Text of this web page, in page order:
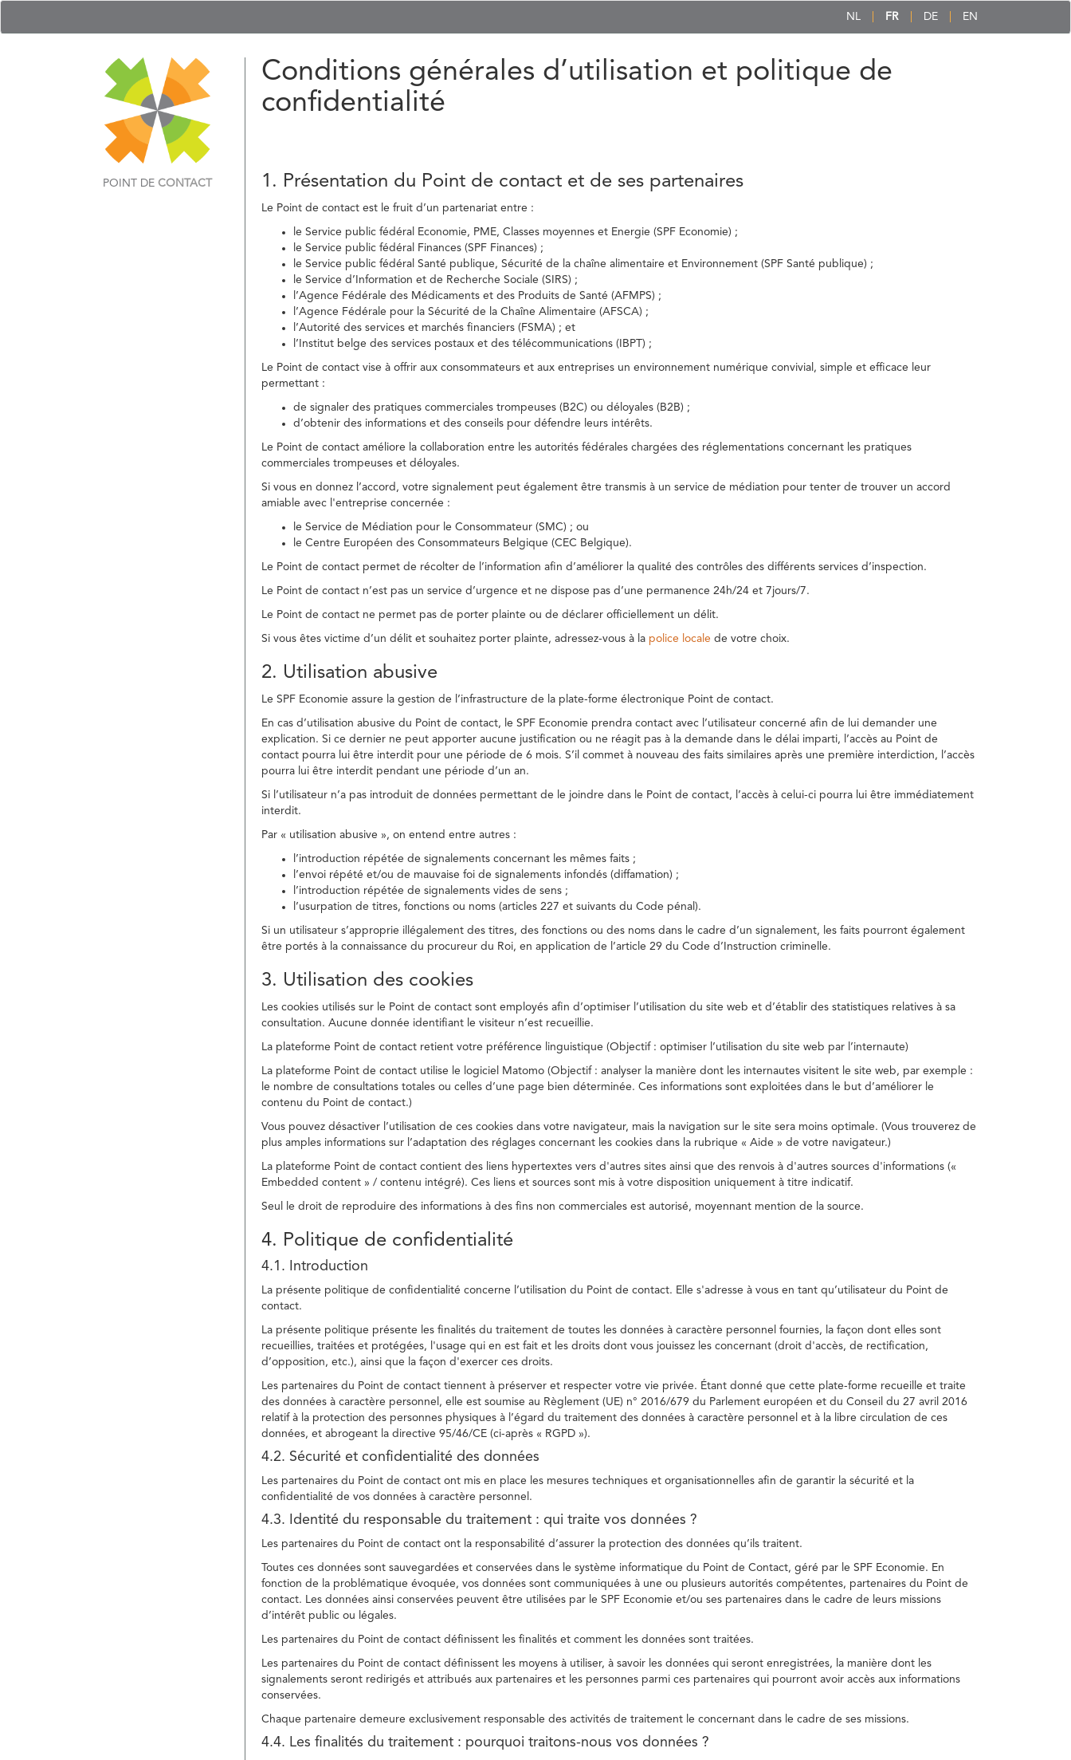
NL FR DE EN
POINT DE CONTACT
Conditions générales d’utilisation et politique de
confidentialité
1. Présentation du Point de contact et de ses partenaires
Le Point de contact est le fruit d’un partenariat entre :
le Service public fédéral Economie, PME, Classes moyennes et Energie (SPF Economie) ;
le Service public fédéral Finances (SPF Finances) ;
le Service public fédéral Santé publique, Sécurité de la chaîne alimentaire et Environnement (SPF Santé publique) ;
le Service d’Information et de Recherche Sociale (SIRS) ;
l’Agence Fédérale des Médicaments et des Produits de Santé (AFMPS) ;
l’Agence Fédérale pour la Sécurité de la Chaîne Alimentaire (AFSCA) ;
l’Autorité des services et marchés financiers (FSMA) ; et
l’Institut belge des services postaux et des télécommunications (IBPT) ;
Le Point de contact vise à offrir aux consommateurs et aux entreprises un environnement numérique convivial, simple et efficace leur
permettant :
de signaler des pratiques commerciales trompeuses (B2C) ou déloyales (B2B) ;
d’obtenir des informations et des conseils pour défendre leurs intérêts.
Le Point de contact améliore la collaboration entre les autorités fédérales chargées des réglementations concernant les pratiques
commerciales trompeuses et déloyales.
Si vous en donnez l’accord, votre signalement peut également être transmis à un service de médiation pour tenter de trouver un accord
amiable avec l'entreprise concernée :
le Service de Médiation pour le Consommateur (SMC) ; ou
le Centre Européen des Consommateurs Belgique (CEC Belgique).
Le Point de contact permet de récolter de l’information afin d’améliorer la qualité des contrôles des différents services d’inspection.
Le Point de contact n’est pas un service d’urgence et ne dispose pas d’une permanence 24h/24 et 7jours/7.
Le Point de contact ne permet pas de porter plainte ou de déclarer officiellement un délit.
Si vous êtes victime d’un délit et souhaitez porter plainte, adressez-vous à la police locale de votre choix.
2. Utilisation abusive
Le SPF Economie assure la gestion de l’infrastructure de la plate-forme électronique Point de contact.
En cas d’utilisation abusive du Point de contact, le SPF Economie prendra contact avec l’utilisateur concerné afin de lui demander une
explication. Si ce dernier ne peut apporter aucune justification ou ne réagit pas à la demande dans le délai imparti, l’accès au Point de
contact pourra lui être interdit pour une période de 6 mois. S’il commet à nouveau des faits similaires après une première interdiction, l’accès
pourra lui être interdit pendant une période d’un an.
Si l’utilisateur n’a pas introduit de données permettant de le joindre dans le Point de contact, l’accès à celui-ci pourra lui être immédiatement
interdit.
Par « utilisation abusive », on entend entre autres :
l’introduction répétée de signalements concernant les mêmes faits ;
l’envoi répété et/ou de mauvaise foi de signalements infondés (diffamation) ;
l’introduction répétée de signalements vides de sens ;
l’usurpation de titres, fonctions ou noms (articles 227 et suivants du Code pénal).
Si un utilisateur s’approprie illégalement des titres, des fonctions ou des noms dans le cadre d’un signalement, les faits pourront également
être portés à la connaissance du procureur du Roi, en application de l’article 29 du Code d’Instruction criminelle.
3. Utilisation des cookies
Les cookies utilisés sur le Point de contact sont employés afin d’optimiser l’utilisation du site web et d’établir des statistiques relatives à sa
consultation. Aucune donnée identifiant le visiteur n’est recueillie.
La plateforme Point de contact retient votre préférence linguistique (Objectif : optimiser l’utilisation du site web par l’internaute)
La plateforme Point de contact utilise le logiciel Matomo (Objectif : analyser la manière dont les internautes visitent le site web, par exemple :
le nombre de consultations totales ou celles d’une page bien déterminée. Ces informations sont exploitées dans le but d’améliorer le
contenu du Point de contact.)
Vous pouvez désactiver l’utilisation de ces cookies dans votre navigateur, mais la navigation sur le site sera moins optimale. (Vous trouverez de
plus amples informations sur l’adaptation des réglages concernant les cookies dans la rubrique « Aide » de votre navigateur.)
La plateforme Point de contact contient des liens hypertextes vers d'autres sites ainsi que des renvois à d'autres sources d'informations («
Embedded content » / contenu intégré). Ces liens et sources sont mis à votre disposition uniquement à titre indicatif.
Seul le droit de reproduire des informations à des fins non commerciales est autorisé, moyennant mention de la source.
4. Politique de confidentialité
4.1. Introduction
La présente politique de confidentialité concerne l’utilisation du Point de contact. Elle s'adresse à vous en tant qu’utilisateur du Point de
contact.
La présente politique présente les finalités du traitement de toutes les données à caractère personnel fournies, la façon dont elles sont
recueillies, traitées et protégées, l'usage qui en est fait et les droits dont vous jouissez les concernant (droit d'accès, de rectification,
d’opposition, etc.), ainsi que la façon d'exercer ces droits.
Les partenaires du Point de contact tiennent à préserver et respecter votre vie privée. Étant donné que cette plate-forme recueille et traite
des données à caractère personnel, elle est soumise au Règlement (UE) n° 2016/679 du Parlement européen et du Conseil du 27 avril 2016
relatif à la protection des personnes physiques à l’égard du traitement des données à caractère personnel et à la libre circulation de ces
données, et abrogeant la directive 95/46/CE (ci-après « RGPD »).
4.2. Sécurité et confidentialité des données
Les partenaires du Point de contact ont mis en place les mesures techniques et organisationnelles afin de garantir la sécurité et la
confidentialité de vos données à caractère personnel.
4.3. Identité du responsable du traitement : qui traite vos données ?
Les partenaires du Point de contact ont la responsabilité d’assurer la protection des données qu’ils traitent.
Toutes ces données sont sauvegardées et conservées dans le système informatique du Point de Contact, géré par le SPF Economie. En
fonction de la problématique évoquée, vos données sont communiquées à une ou plusieurs autorités compétentes, partenaires du Point de
contact. Les données ainsi conservées peuvent être utilisées par le SPF Economie et/ou ses partenaires dans le cadre de leurs missions
d’intérêt public ou légales.
Les partenaires du Point de contact définissent les finalités et comment les données sont traitées.
Les partenaires du Point de contact définissent les moyens à utiliser, à savoir les données qui seront enregistrées, la manière dont les
signalements seront redirigés et attribués aux partenaires et les personnes parmi ces partenaires qui pourront avoir accès aux informations
conservées.
Chaque partenaire demeure exclusivement responsable des activités de traitement le concernant dans le cadre de ses missions.
4.4. Les finalités du traitement : pourquoi traitons-nous vos données ?